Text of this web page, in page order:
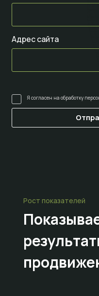
Адрес сайта
Я согласен на обработку
Рост показателей